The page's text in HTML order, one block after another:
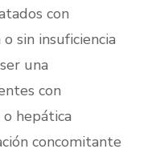
con
sin insuficiencia
una
con
hepática
concomitante